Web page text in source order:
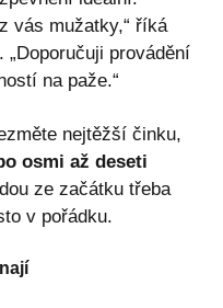
vás mužatky,“ říká
provádění
na paže.“
nejtěžší činku,
osmi až deseti
ze začátku třeba
v pořádku.